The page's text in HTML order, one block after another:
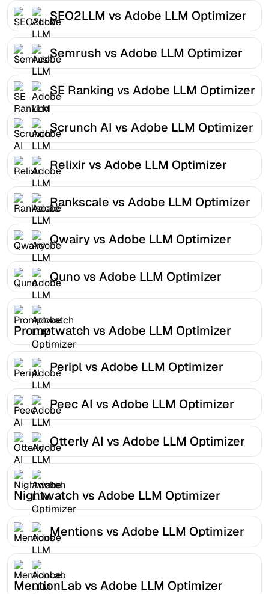
SEO2LLM vs Adobe LLM Optimizer
Semrush vs Adobe LLM Optimizer
SE Ranking vs Adobe LLM Optimizer
Scrunch AI vs Adobe LLM Optimizer
Relixir vs Adobe LLM Optimizer
Rankscale vs Adobe LLM Optimizer
Qwairy vs Adobe LLM Optimizer
Quno vs Adobe LLM Optimizer
Promptwatch vs Adobe LLM Optimizer
Peripl vs Adobe LLM Optimizer
Peec AI vs Adobe LLM Optimizer
Otterly AI vs Adobe LLM Optimizer
Nightwatch vs Adobe LLM Optimizer
Mentions vs Adobe LLM Optimizer
MentionLab vs Adobe LLM Optimizer